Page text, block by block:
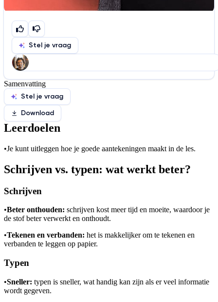
Stel je vraag
Help ons de video te verbeteren
De audio is slecht
Informatie is onjuist
De docent is te langdradig
De uitleg gaat te langzaam
De uitleg gaat te snel
Afspelen werkte niet
Iets anders
Samenvatting
Stel je vraag
Download
Leerdoelen
•Je kunt uitleggen hoe je goede aantekeningen maakt in de les.
Schrijven vs. typen: wat werkt beter?
Schrijven
•Beter onthouden: schrijven kost meer tijd en moeite, waardoor je
de stof beter verwerkt en onthoudt.
•Tekenen en verbanden: het is makkelijker om te tekenen en
verbanden te leggen op papier.
Typen
•Sneller: typen is sneller, wat handig kan zijn als er veel informatie
wordt gegeven.